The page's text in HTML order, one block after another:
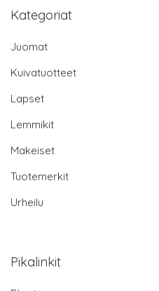
Kategoriat
Juomat
Kuivatuotteet
Lapset
Lemmikit
Makeiset
Tuotemerkit
Urheilu
Pikalinkit